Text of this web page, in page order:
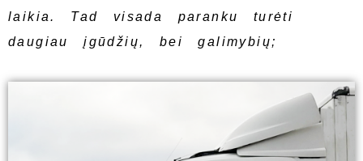
laikia. Tad visada paranku turėti
daugiau įgūdžių, bei galimybių;